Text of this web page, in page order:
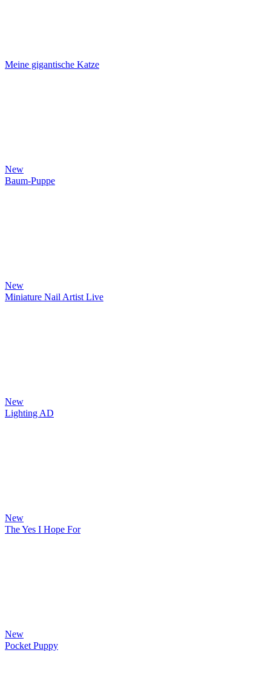
Meine gigantische Katze
New
Baum-Puppe
New
Miniature Nail Artist Live
New
Lighting AD
New
The Yes I Hope For
New
Pocket Puppy